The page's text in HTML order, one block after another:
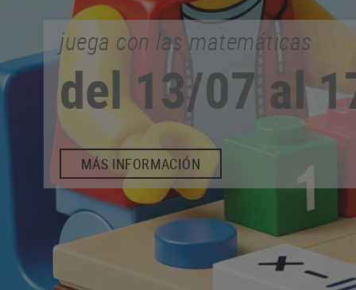
comercio de proximidad
EN CALONGE
ASÓCIATE